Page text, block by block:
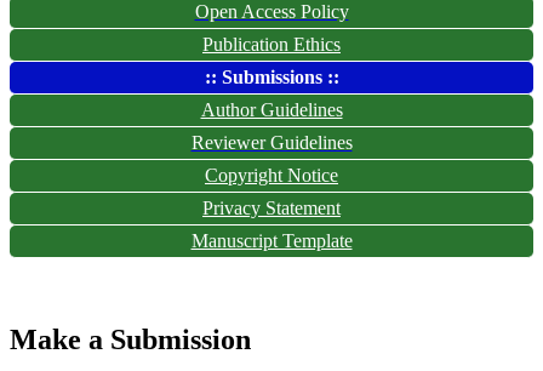
Open Access Policy
Publication Ethics
:: Submissions ::
Author Guidelines
Reviewer Guidelines
Copyright Notice
Privacy Statement
Manuscript Template
Make a Submission